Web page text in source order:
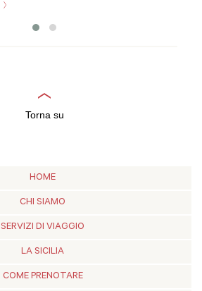
Torna su
HOME
CHI SIAMO
SERVIZI DI VIAGGIO
LA SICILIA
COME PRENOTARE